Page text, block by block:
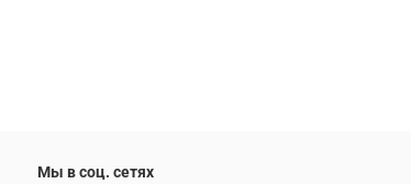
Мы в соц. сетях